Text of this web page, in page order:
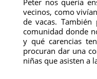
vecinos, como
de vacas.
comunidad donde
y qué carencias
procuran dar una
niñas que asisten a